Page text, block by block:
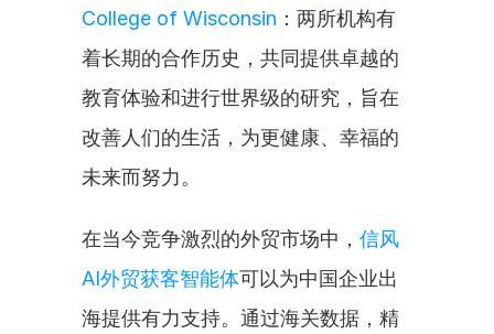
College of Wisconsin ：两所机构有
着长期的合作历史，共同提供卓越的
教育体验和进行世界级的研究，旨在
改善人们的生活，为更健康、幸福的
未来而努力。
在当今竞争激烈的外贸市场中， 信风
AI外贸获客智能体可以为中国企业出
海提供有力支持。通过海关数据，精